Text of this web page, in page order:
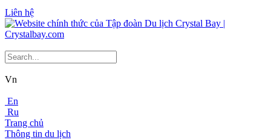
Liên hệ
Vn
En
Ru
Trang chủ
Thông tin du lịch